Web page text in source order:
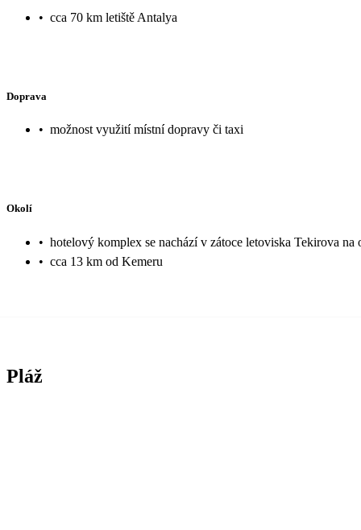
• cca 70 km letiště Antalya
Doprava
• možnost využití místní dopravy či taxi
Okolí
• hotelový komplex se nachází v zátoce letoviska Tekirova na
• cca 13 km od Kemeru
Pláž